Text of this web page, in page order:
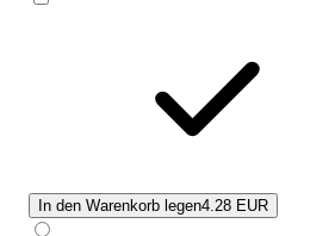
In den Warenkorb legen4.28 EUR